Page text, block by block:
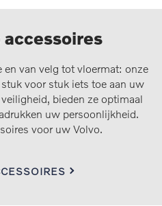
van velg tot vloermat: onze
voor stuk iets toe aan uw
bieden ze optimaal
uw persoonlijkheid.
voor uw Volvo.